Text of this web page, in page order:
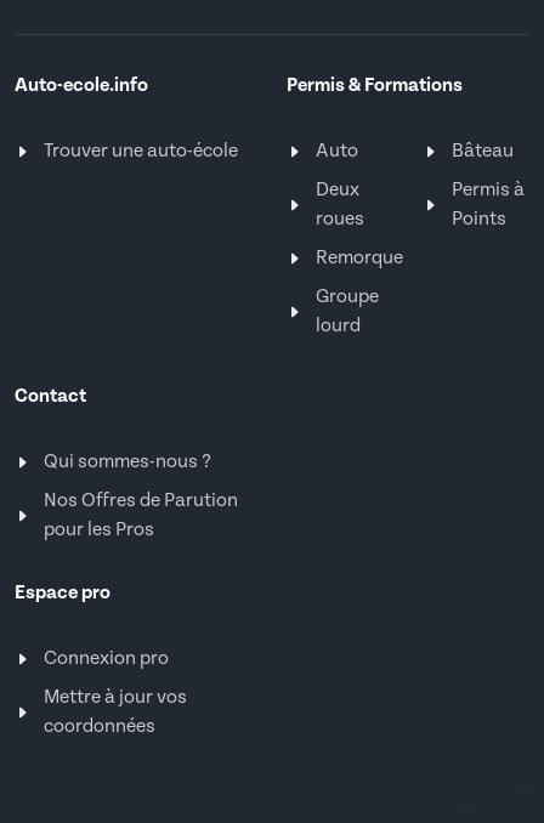
Auto-ecole.info
Trouver une auto-école
Permis & Formations
Auto
Deux
roues
Remorque
Groupe
lourd
Bâteau
Permis à
Points
Contact
Qui sommes-nous ?
Nos Offres de Parution
pour les Pros
Espace pro
Connexion pro
Mettre à jour vos
coordonnées